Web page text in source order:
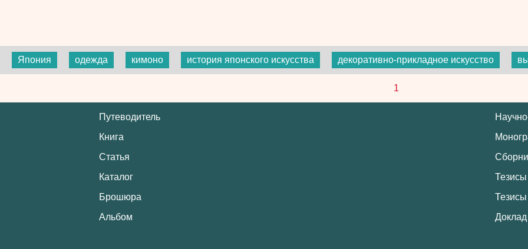
Япония одежда кимоно история японского искусства декоративно-прикладное искусство
1
Путеводитель
Книга
Статья
Каталог
Брошюра
Альбом
Тезисы
Доклад